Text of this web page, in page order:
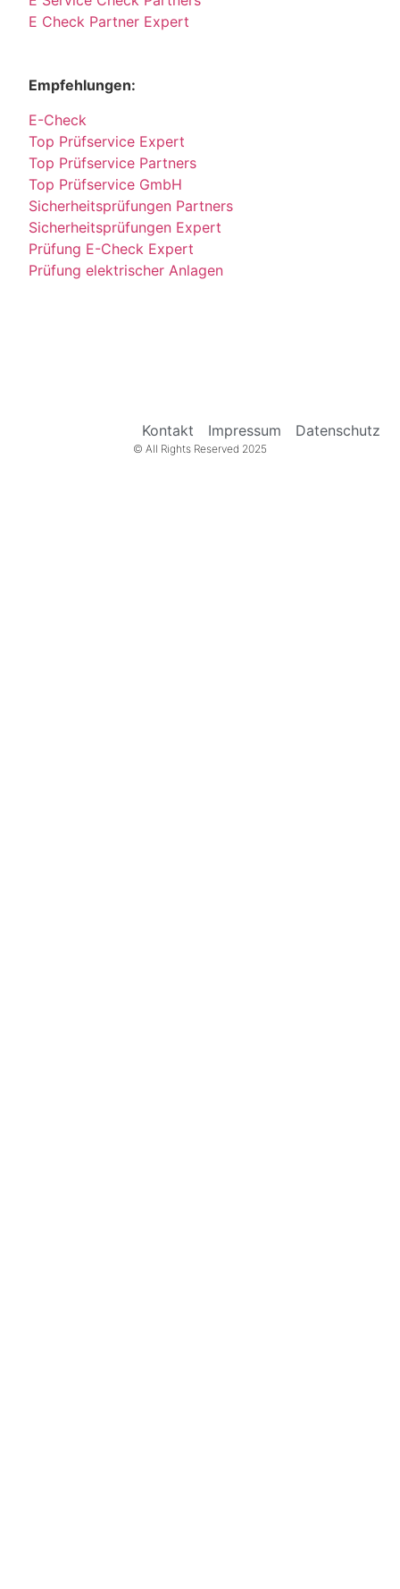
E Check Partner Expert
Empfehlungen:
E-Check
Top Prüfservice Expert
Top Prüfservice Partners
Top Prüfservice GmbH
Sicherheitsprüfungen Partners
Sicherheitsprüfungen Expert
Prüfung E-Check Expert
Prüfung elektrischer Anlagen
Kontakt Impressum Datenschutz
© All Rights Reserved 2025